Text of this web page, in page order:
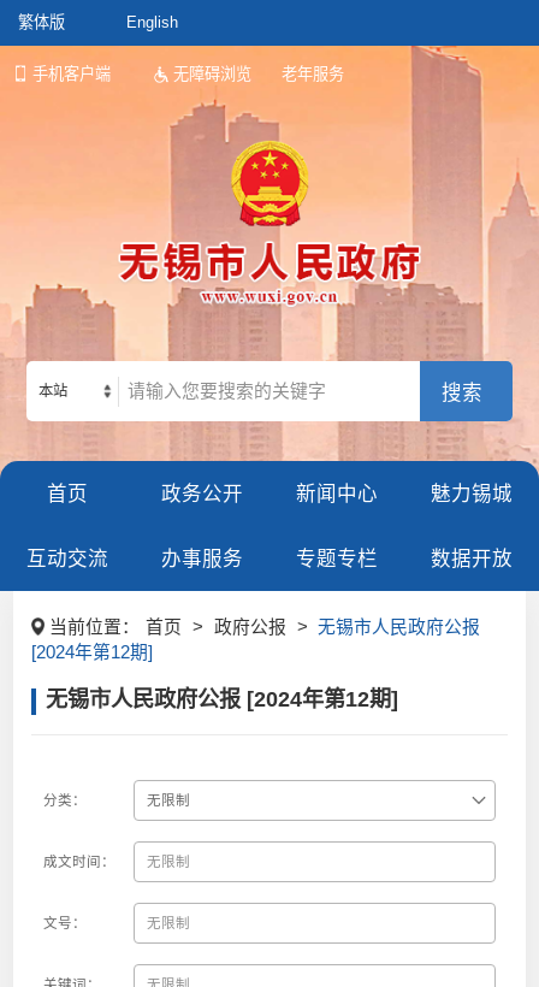
繁体版 English
手机客户端 无障碍浏览 老年服务
本站
首页 政务公开 新闻中心 魅力锡城
互动交流 办事服务 专题专栏 数据开放
当前位置： 首页 > 政府公报 > 无锡市人民政府公报
[2024年第12期]
无锡市人民政府公报 [2024年第12期]
分类：
成文时间：
文号：